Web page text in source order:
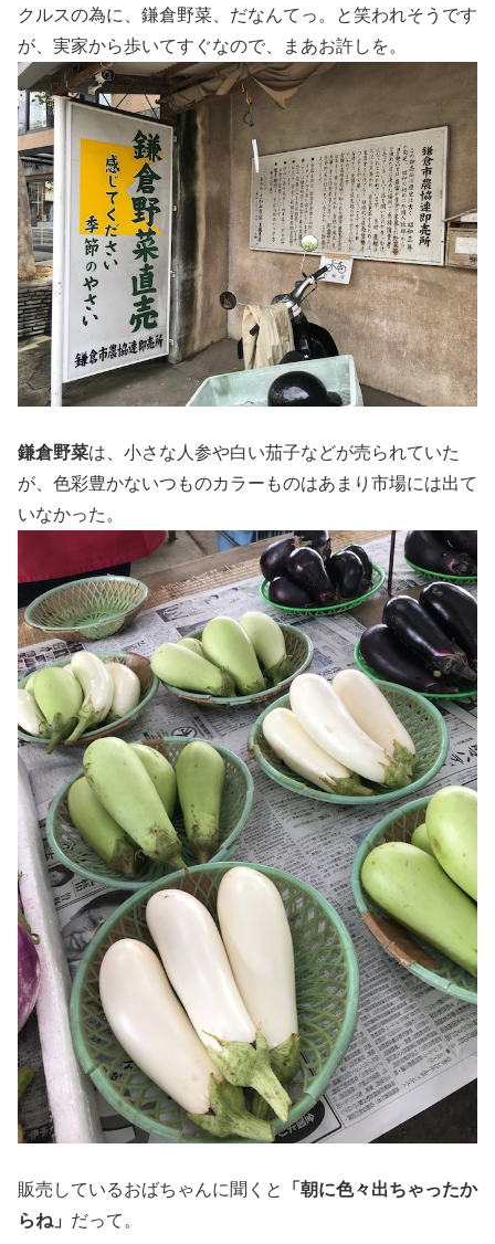
クルスの為に、鎌倉野菜、だなんてっ。と笑われそうです
が、実家から歩いてすぐなので、まあお許しを。
鎌倉野菜は、小さな人参や白い茄子などが売られていた
が、色彩豊かないつものカラーものはあまり市場には出て
いなかった。
販売しているおばちゃんに聞くと
「朝に色々出ちゃったか
らね」 だって。